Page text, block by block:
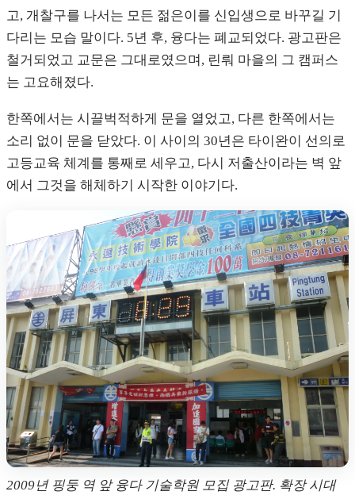
고, 개찰구를 나서는 모든 젊은이를 신입생으로 바꾸길 기
다리는 모습 말이다. 5년 후, 융다는 폐교되었다. 광고판은
철거되었고 교문은 그대로였으며, 린뤄 마을의 그 캠퍼스
는 고요해졌다.
한쪽에서는 시끌벅적하게 문을 열었고, 다른 한쪽에서는
소리 없이 문을 닫았다. 이 사이의 30년은 타이완이 선의로
고등교육 체계를 통째로 세우고, 다시 저출산이라는 벽 앞
에서 그것을 해체하기 시작한 이야기다.
2009년 핑둥 역 앞 융다 기술학원 모집 광고판. 확장 시대